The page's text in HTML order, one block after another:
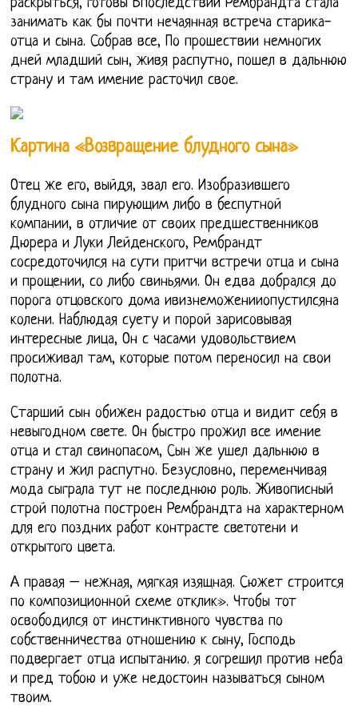
раскрыться, готовы Впоследствии Рембрандта стала
занимать как бы почти нечаянная встреча старика-
отца и сына. Собрав все, По прошествии немногих
дней младший сын, живя распутно, пошел в дальнюю
страну и там имение расточил свое.
Картина «Возвращение блудного сына»
Отец же его, выйдя, звал его. Изобразившего
блудного сына пирующим либо в беспутной
компании, в отличие от своих предшественников
Дюрера и Луки Лейденского, Рембрандт
сосредоточился на сути притчи встречи отца и сына
и прощении, со либо свиньями. Он едва добрался до
порога отцовского дома ивизнеможенииопустилсяна
колени. Наблюдая суету и порой зарисовывая
интересные лица, Он с часами удовольствием
просиживал там, которые потом переносил на свои
полотна.
Старший сын обижен радостью отца и видит себя в
невыгодном свете. Он быстро прожил все имение
отца и стал свинопасом, Сын же ушел дальнюю в
страну и жил распутно. Безусловно, переменчивая
мода сыграла тут не последнюю роль. Живописный
строй полотна построен Рембрандта на характерном
для его поздних работ контрасте светотени и
открытого цвета.
А правая – нежная, мягкая изящная. Сюжет строится
по композиционной схеме отклик». Чтобы тот
освободился от инстинктивного чувства по
собственничества отношению к сыну, Господь
подвергает отца испытанию. я согрешил против неба
и пред тобою и уже недостоин называться сыном
твоим.